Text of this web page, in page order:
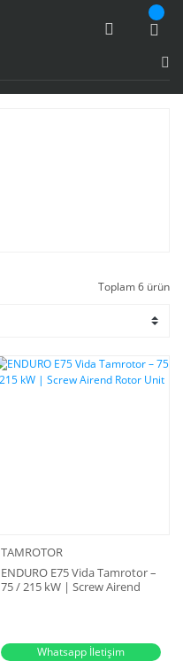
Toplam 6 ürün
TAMROTOR
ENDURO E75 Vida Tamrotor –
75 / 215 kW | Screw Airend
Whatsapp İletişim